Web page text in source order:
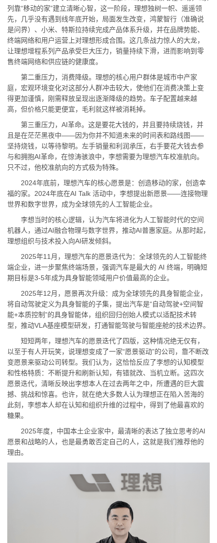
列靠“移动的家”建立清晰心智，这一阶段，理想独树一帜、遥遥领
先，几乎没有遇到线年底开始，局面发生改变，鸿蒙智行（准确说
是问界）、小米、特斯拉持续完成产品体系升级，并在品牌势能、
终端网络和用户运营上对理想形成合围。这几条战力惊人的大龙，
让理想增程系列产品承受巨大压力，销量持续下滑，进而影响到零
售终端网络和供应链的健康度。
第二重压力，消费降级。理想的核心用户群体是城市中产家
庭，宏观环境变化对这部分人群冲击较大，使他们在消费决策上变
得更加谨慎，刚需释放呈现出逐渐降级的趋势。车子配置越来越
高，但价格只能更便宜，毛利就这样被消耗掉。
第三重压力，AI革命。这是要花大钱的，并且要持续烧钱，并
且是在茫茫黑夜中——因为你并不知道未来的时间表和路线图——
坚持烧钱，以等待黎明。左手销量和利润承压，右手要花大钱去参
与和拥抱AI革命，在惊涛骇浪中，李想需要为理想汽车校准航向。
只不过，他校准航向的方式极为特殊。
2024年底前，理想汽车的核心愿景是：创造移动的家，创造幸
福的家。2024年底在AI Talk 活动中，李想提出新愿景——连接物理
世界和数字世界，成为全球领先的人工智能企业。
李想当时的核心逻辑，认为汽车将进化为人工智能时代的空间
机器人，通过AI融合物理与数字世界，推动AI普惠家庭。从那时起，
理想组织与技术投入向AI研发倾斜。
2025年11月，理想汽车的愿景迭代为：全球领先的人工智能终
端企业，进一步聚焦终端场景，强调汽车是最大的 AI 终端，明确短
期目标是3-5年成为具身智能领域用户价值最高的企业。
2025年12月，愿景再次升级：成为全球领先的具身智能企业，
将自动驾驶定义为具身智能的子集，提出汽车是“自动驾驶+空间智
能+本质控制”的具身智能体，组织回归创始人模式以适配技术转
型，推动VLA基座模型研发，打通智能驾驶与智能座舱的技术边界。
短短两年，理想汽车的愿景迭代了四版，这种情况绝无仅有，
以至于有人开玩笑，说理想变成了一家“愿景驱动”的公司，靠不断改
变愿景来驱动公司转型。我们认为，这恰恰反应了李想的认知模型
和性格特质：不断提升和刷新认知，有错就改、当机立断。这四次
愿景迭代，清晰反映出李想本人在过去两年之中，所遭遇的巨大震
撼、挑战和惊喜。也许，就在绝大多数人认为理想正在陷入苦海的
此刻，李想本人却在认知和组织升维的过程中，得到了他最喜欢的
糖果。
2025年度，中国本土企业家中，最清晰的表达了独立思考的AI
愿景和战略的人，也是最勇敢否定自己的人，这就是我们推荐他的
理由。